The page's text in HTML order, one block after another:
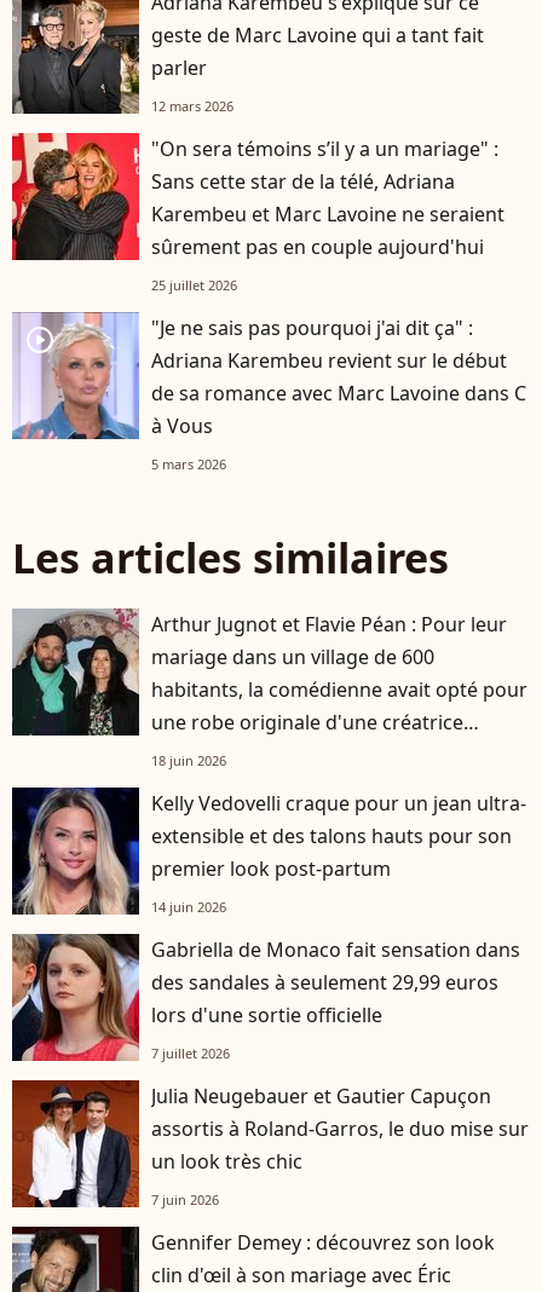
geste de Marc Lavoine qui a tant fait
parler
12 mars 2026
"On sera témoins s’il y a un mariage" :
Sans cette star de la télé, Adriana
Karembeu et Marc Lavoine ne seraient
sûrement pas en couple aujourd'hui
25 juillet 2026
player2
"Je ne sais pas pourquoi j'ai dit ça" :
Adriana Karembeu revient sur le début
de sa romance avec Marc Lavoine dans C
à Vous
5 mars 2026
Les articles similaires
Arthur Jugnot et Flavie Péan : Pour leur
mariage dans un village de 600
habitants, la comédienne avait opté pour
une robe originale d'une créatrice
française
18 juin 2026
Kelly Vedovelli craque pour un jean ultra-
extensible et des talons hauts pour son
premier look post-partum
14 juin 2026
Gabriella de Monaco fait sensation dans
des sandales à seulement 29,99 euros
lors d'une sortie officielle
7 juillet 2026
Julia Neugebauer et Gautier Capuçon
assortis à Roland-Garros, le duo mise sur
un look très chic
7 juin 2026
Gennifer Demey : découvrez son look
clin d'œil à son mariage avec Éric